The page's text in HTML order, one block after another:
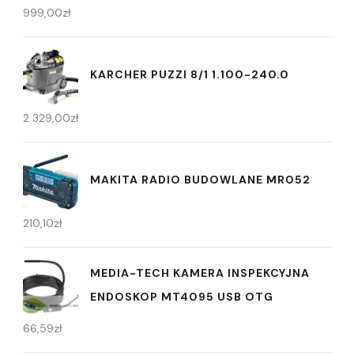
999,00zł
KARCHER PUZZI 8/1 1.100-240.0
2 329,00zł
MAKITA RADIO BUDOWLANE MR052
210,10zł
MEDIA-TECH KAMERA INSPEKCYJNA
ENDOSKOP MT4095 USB OTG
66,59zł